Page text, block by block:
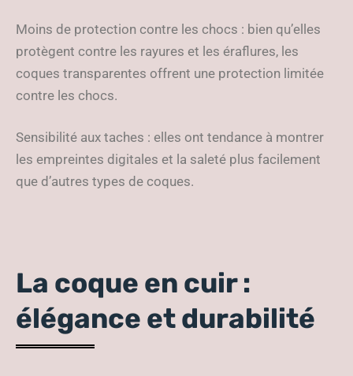
Moins de protection contre les chocs : bien qu’elles
protègent contre les rayures et les éraflures, les
coques transparentes offrent une protection limitée
contre les chocs.
Sensibilité aux taches : elles ont tendance à montrer
les empreintes digitales et la saleté plus facilement
que d’autres types de coques.
La coque en cuir :
élégance et durabilité